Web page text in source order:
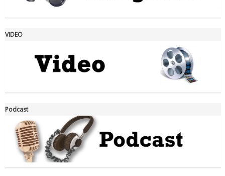
VIDEO
Podcast